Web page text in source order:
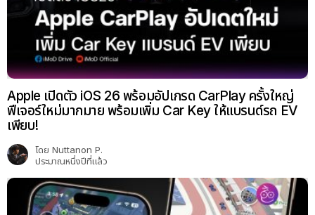
Apple เปิดตัว iOS 26 พร้อมอัปเกรด CarPlay ครั้งใหญ่
ฟีเจอร์ใหม่มากมาย พร้อมเพิ่ม Car Key ให้แบรนด์รถ EV
เพียบ!
โดย Nuttanon P.
ประมาณหนึ่งปีที่แล้ว